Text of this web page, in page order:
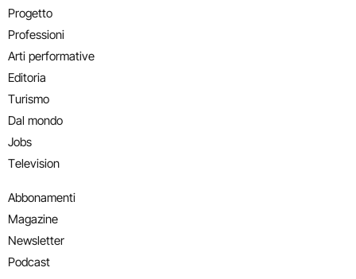
Progetto
Professioni
Arti performative
Editoria
Turismo
Dal mondo
Jobs
Television
Abbonamenti
Magazine
Newsletter
Podcast